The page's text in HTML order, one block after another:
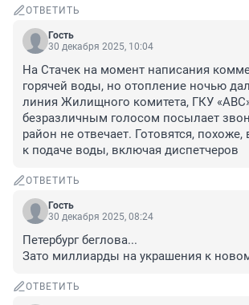
ОТВЕТИТЬ
Гость
30 декабря 2025, 10:04
На Стачек на момент написания
горячей воды, но отопление ночью
линия Жилищного комитета, ГКУ
безразличным голосом посылает
район не отвечает. Готовятся,
к подаче воды, включая диспетчеров
ОТВЕТИТЬ
Гость
30 декабря 2025, 08:24
Петербург беглова...
Зато миллиарды на украшения к
ОТВЕТИТЬ